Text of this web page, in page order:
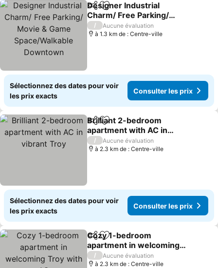
PartagerAjouter à mes favoris
Designer Industrial
Charm/ Free Parking/
Movie & Game
Space/Walkable
Consulter les prix
/
Aucune évaluation
à 1.3 km de : Centre-ville
Sélectionnez des dates pour voir
les prix exacts
Consulter les prix
PartagerAjouter à mes favoris
Brilliant 2-bedroom
apartment with AC in
vibrant Troy
Consulter les prix
/
Aucune évaluation
à 2.3 km de : Centre-ville
Sélectionnez des dates pour voir
les prix exacts
Consulter les prix
PartagerAjouter à mes favoris
Cozy 1-bedroom
apartment in welcoming
Troy with AC
Consulter les prix
/
Aucune évaluation
à 2.3 km de : Centre-ville